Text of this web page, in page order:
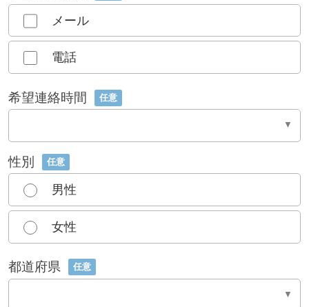
メール
電話
希望連絡時間 任意
性別 任意
男性
女性
都道府県 任意